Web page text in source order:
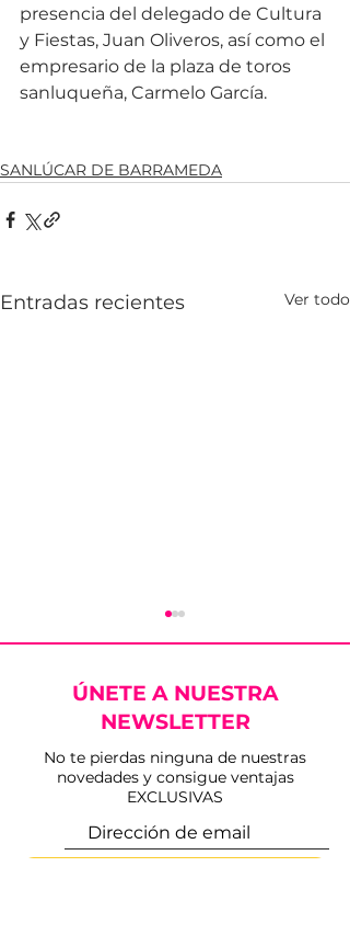
presencia del delegado de Cultura
y Fiestas, Juan Oliveros, así como el
empresario de la plaza de toros
sanluqueña, Carmelo García.
SANLÚCAR DE BARRAMEDA
Entradas recientes Ver todo
Los Conciertos del
arrancan este viernes
en Sanlúcar de
ÚNETE A NUESTRA
NEWSLETTER
No te pierdas ninguna de nuestras
novedades y consigue ventajas
EXCLUSIVAS